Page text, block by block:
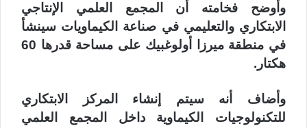
وأوضح فخامته أن المجمع العلمي الإنتاجي
الابتكاري والتعليمي في صناعة الكيماويات سينشأ
في منطقة ميرزا أولوغبيك على مساحة قدرها 60
هكتار.
وأضاف أنه سيتم إنشاء المركز الابتكاري
للتكنولوجيات الكيماوية داخل المجمع العلمي